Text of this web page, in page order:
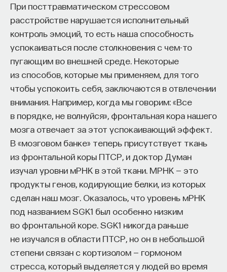
При посттравматическом стрессовом
расстройстве нарушается исполнительный
контроль эмоций, то есть наша способность
успокаиваться после столкновения с чем-то
пугающим во внешней среде. Некоторые
из способов, которые мы применяем, для того
чтобы успокоить себя, заключаются в отвлечении
внимания. Например, когда мы говорим: «Все
в порядке, не волнуйся», фронтальная кора нашего
мозга отвечает за этот успокаивающий эффект.
В «мозговом банке» теперь присутствует ткань
из фронтальной коры ПТСР, и доктор Думан
изучал уровни мРНК в этой ткани. МРНК — это
продукты генов, кодирующие белки, из которых
сделан наш мозг. Оказалось, что уровень мРНК
под названием SGK1 был особенно низким
во фронтальной коре. SGK1 никогда раньше
не изучался в области ПТСР, но он в небольшой
степени связан с кортизолом — гормоном
стресса, который выделяется у людей во время